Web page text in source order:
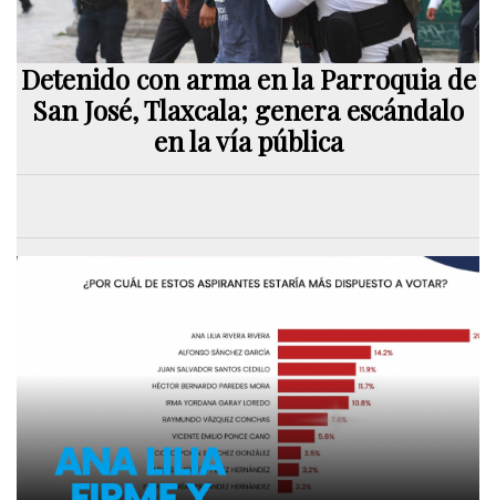
Detenido con arma en la Parroquia de
San José, Tlaxcala; genera escándalo
en la vía pública